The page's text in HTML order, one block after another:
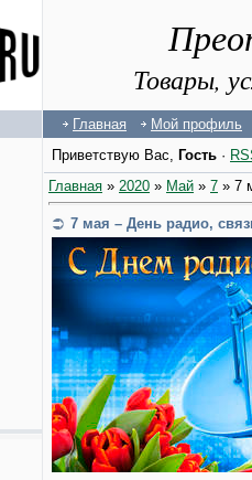
Товары,
Главная Мой профиль
Приветствую Вас, Гость ·
Главная » 2020 » Май » 7 » 7
7 мая – День радио,